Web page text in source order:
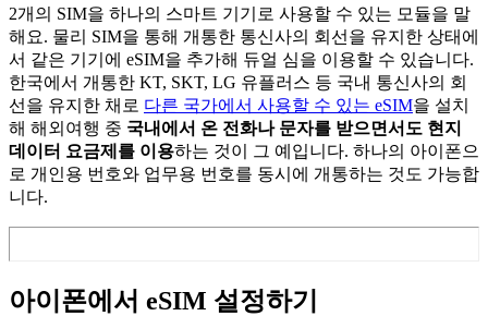
2개의 SIM을 하나의 스마트 기기로 사용할 수 있는 모듈을 말
해요. 물리 SIM을 통해 개통한 통신사의 회선을 유지한 상태에
서 같은 기기에 eSIM을 추가해 듀얼 심을 이용할 수 있습니다.
한국에서 개통한 KT, SKT, LG 유플러스 등 국내 통신사의 회
선을 유지한 채로 다른 국가에서 사용할 수 있는 eSIM을 설치
해 해외여행 중 국내에서 온 전화나 문자를 받으면서도 현지
데이터 요금제를 이용하는 것이 그 예입니다. 하나의 아이폰으
로 개인용 번호와 업무용 번호를 동시에 개통하는 것도 가능합
니다.
아이폰에서 eSIM 설정하기